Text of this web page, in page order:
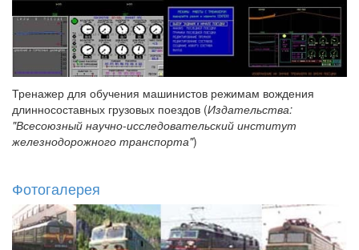
Тренажер для обучения машинистов режимам вождения
длинносоставных грузовых поездов (Издательства:
"Всесоюзный научно-исследовательский институт
железнодорожного транспорта")
Фотогалерея